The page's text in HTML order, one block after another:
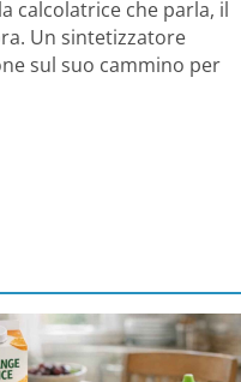
calcolatrice che parla, il
Un sintetizzatore
sul suo cammino per